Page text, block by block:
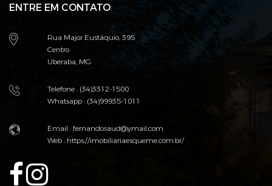
ENTRE EM CONTATO
Rua Major Eustáquio, 395
Centro
Uberaba, MG
Telefone : (34)3312-1500
Whatsapp : (34)99935-1011
Email :fernandosaud@ymail.com
Web :https://imobiliariaesqueme.com.br/